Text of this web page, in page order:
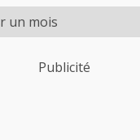
Publicité